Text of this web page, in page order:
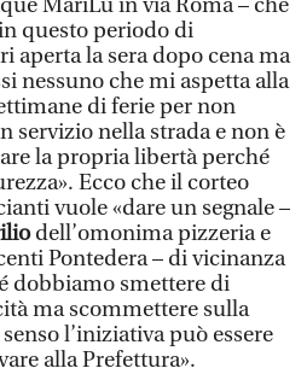
MariLù in via Roma – che
questo periodo di
aperta la sera dopo cena ma
nessuno che mi aspetta alla
di ferie per non
servizio nella strada e non è
la propria libertà perché
Ecco che il corteo
vuole «dare un segnale –
dell’omonima pizzeria e
Pontedera – di vicinanza
dobbiamo smettere di
ma scommettere sulla
l’iniziativa può essere
alla Prefettura».